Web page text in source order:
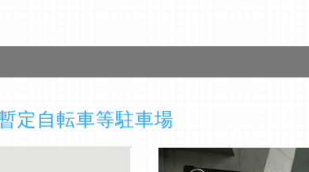
定自転車等駐車場